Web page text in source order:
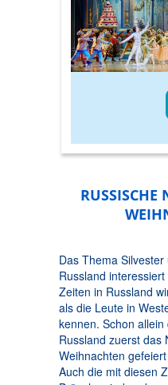
RUSSISCHE
Das Thema
Russland
Zeiten in Russland
als die Leute in
kennen. Schon
Russland zuerst das
Weihnachten
Auch die mit diesen